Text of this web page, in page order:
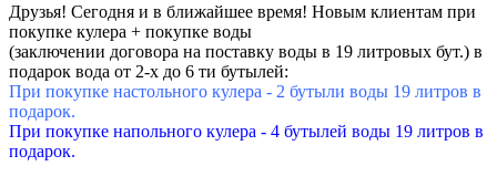
Друзья! Сегодня и в ближайшее время! Новым клиентам при
покупке кулера + покупке воды
(заключении договора на поставку воды в 19 литровых бут.) в
подарок вода от 2-х до 6 ти бутылей:
При покупке настольного кулера - 2 бутыли воды 19 литров в
подарок.
При покупке напольного кулера - 4 бутылей воды 19 литров в
подарок.